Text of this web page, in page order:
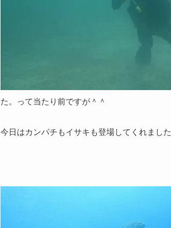
た。って当たり前ですが＾＾
今日はカンパチもイサキも登場してくれました